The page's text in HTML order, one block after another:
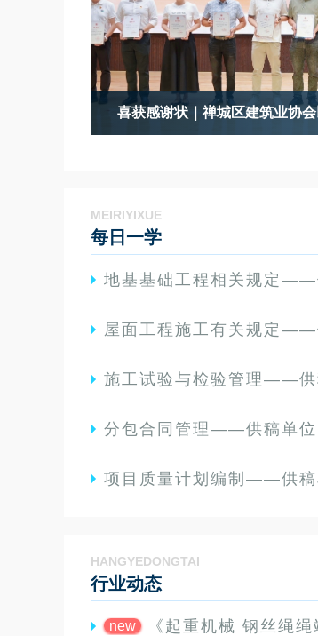
关于同意新明珠集团股份有限
MEIRIYIXUE
每日一学
地基基础工程相关规定——供稿单位
屋面工程施工有关规定——供稿单位
施工试验与检验管理——供稿单位：中
分包合同管理——供稿单位：广东
项目质量计划编制——供稿单位：佛山
HANGYEDONGTAI
行业动态
new 《起重机械 钢丝绳绳端固结接头